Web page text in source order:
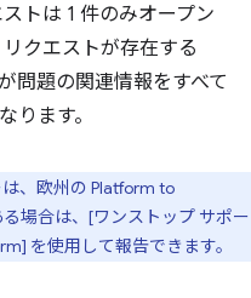
トは 1 件のみオープン
クエストが存在する
問題の関連情報をすべて
ります。
、欧州の Platform to
場合は、[ワンストップ サポー
を使用して報告できます。